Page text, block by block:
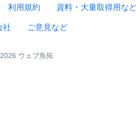
利用規約 資料・大量取得用な
社 ご意見など
ウェブ魚拓